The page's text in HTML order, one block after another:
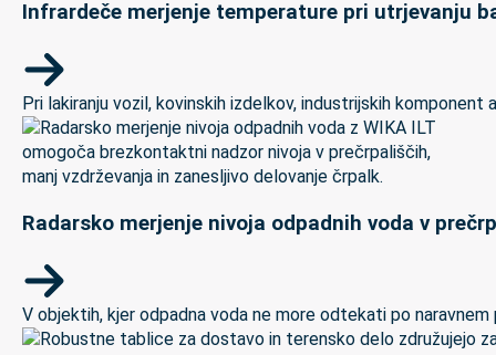
Infrardeče merjenje temperature pri utrjevanju
Pri lakiranju vozil, kovinskih izdelkov, industrijskih
Radarsko merjenje nivoja odpadnih voda v
V objektih, kjer odpadna voda ne more odtekati po